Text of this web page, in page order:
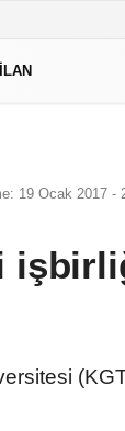
İLAN
19 Ocak 2017 -